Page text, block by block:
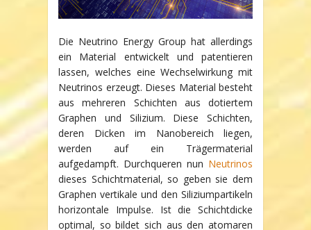
Die Neutrino Energy Group hat allerdings
ein Material entwickelt und patentieren
lassen, welches eine Wechselwirkung mit
Neutrinos erzeugt. Dieses Material besteht
aus mehreren Schichten aus dotiertem
Graphen und Silizium. Diese Schichten,
deren Dicken im Nanobereich liegen,
werden auf ein Trägermaterial
aufgedampft. Durchqueren nun Neutrinos
dieses Schichtmaterial, so geben sie dem
Graphen vertikale und den Siliziumpartikeln
horizontale Impulse. Ist die Schichtdicke
optimal, so bildet sich aus den atomaren